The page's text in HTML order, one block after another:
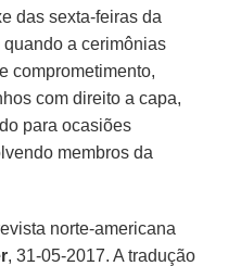
das sexta-feiras da
quando a cerimônias
comprometimento,
com direito a capa,
para ocasiões
membros da
norte-americana
, 31-05-2017. A tradução